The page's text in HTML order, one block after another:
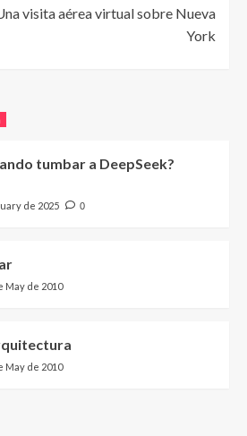
visita aérea virtual sobre Nueva
York
tumbar a DeepSeek?
de 2025 0
May de 2010
May de 2010